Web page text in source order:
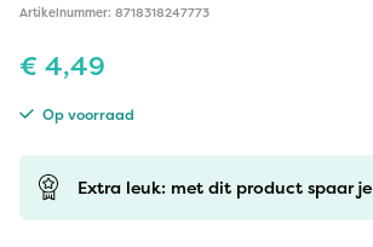
Artikelnummer: 8718318247773
€ 4,49
Op voorraad
Extra leuk: met dit product spaar je